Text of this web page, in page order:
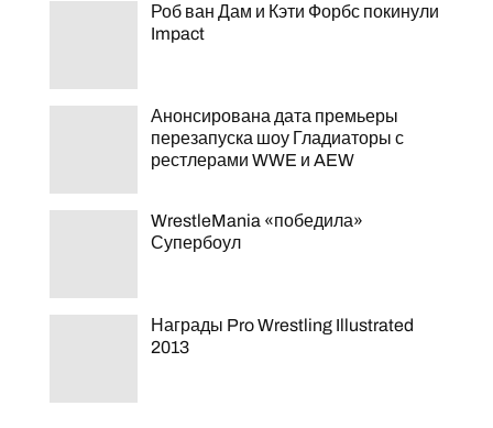
Роб ван Дам и Кэти Форбс покинули
Impact
Анонсирована дата премьеры
перезапуска шоу Гладиаторы с
рестлерами WWE и AEW
WrestleMania «победила»
Супербоул
Награды Pro Wrestling Illustrated
2013